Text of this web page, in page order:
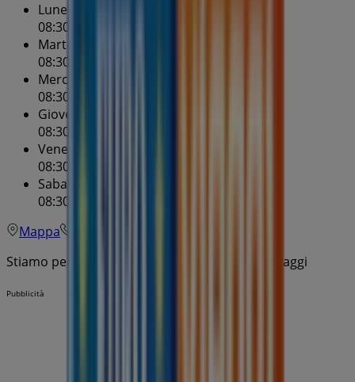
Lunedì
08:30 - 20:30
Martedì
08:30 - 20:30
Mercoledì
08:30 - 20:30
Giovedì
08:30 - 20:30
Venerdì
08:30 - 20:30
Sabato
08:30 - 20:30
Mappa
Stiamo per pubblicare le offerte di Eurospin Viaggi
Pubblicità